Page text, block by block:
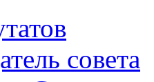
совета